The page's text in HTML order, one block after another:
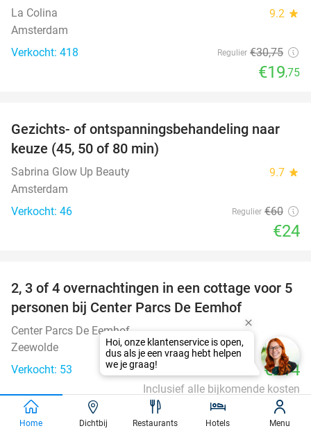
La Colina 9.2 star
Amsterdam
Verkocht: 418
Regulier €30,75
€19,75
60%
Gezichts- of ontspanningsbehandeling naar
keuze (45, 50 of 80 min)
Sabrina Glow Up Beauty 9.7 star
Amsterdam
Verkocht: 46
Regulier €60
€24
2, 3 of 4 overnachtingen in een cottage voor 5
personen bij Center Parcs De Eemhof
Center Parcs De Eemhof
Zeewolde
Verkocht: 53
€214
Inclusief alle bijkomende kosten
favorite_border
Home Dichtbij Restaurants Hotels Menu